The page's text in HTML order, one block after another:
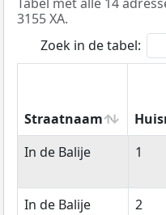
3155 XA.
Zoek in de tabel:
Straatnaam
Straatnaam
In de Balije 1
In de Balije 2